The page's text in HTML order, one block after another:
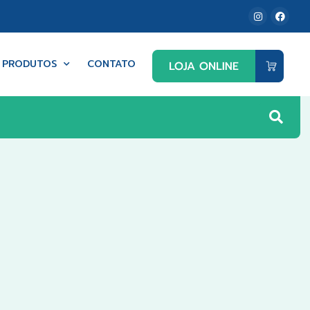
PRODUTOS CONTATO